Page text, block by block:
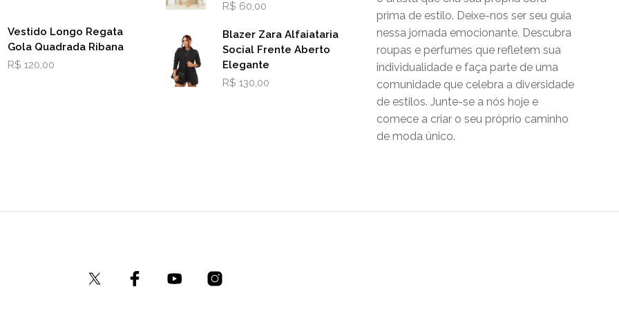
Vestido Longo Regata
Gola Quadrada Ribana
R$ 120,00
R$ 60,00
Blazer Zara Alfaiataria
Social Frente Aberto
Elegante
R$ 130,00
prima de estilo. Deixe-nos ser seu guia
nessa jornada emocionante. Descubra
roupas e perfumes que refletem sua
individualidade e faça parte de uma
comunidade que celebra a diversidade
de estilos. Junte-se a nós hoje e
comece a criar o seu próprio caminho
de moda único.